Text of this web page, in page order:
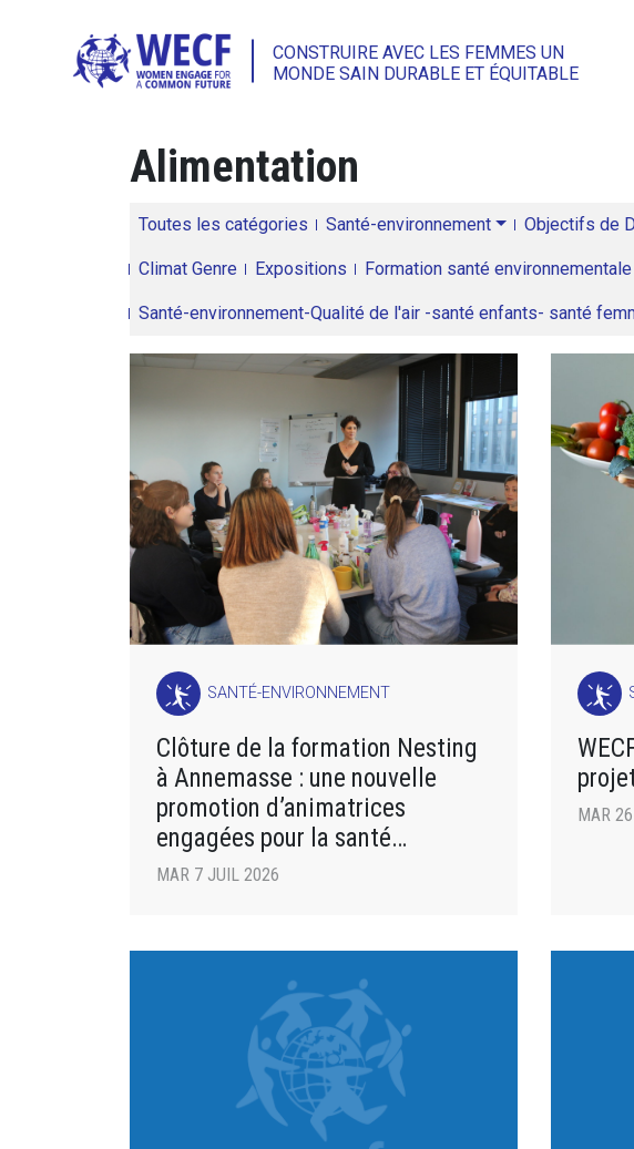
CONSTRUIRE AVEC LES FEMMES UN
MONDE SAIN DURABLE ET ÉQUITABLE
Alimentation
Toutes les catégories Santé-environnement Objectifs de
Climat Genre Expositions Formation santé
Santé-environnement-Qualité de l'air -santé enfants- santé
SANTÉ-ENVIRONNEMENT
Clôture de la formation Nesting
à Annemasse : une nouvelle
promotion d’animatrices
engagées pour la santé
environnementale
MAR 7 JUIL 2026
MAR